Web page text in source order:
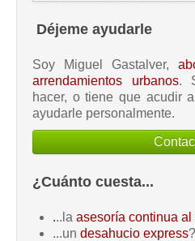
Déjeme ayudarle
Soy Miguel Gastalver,
arrendamientos urbanos.
hacer, o tiene que acudir
ayudarle personalmente.
¿Cuánto cuesta...
...la asesoría continua al
...un desahucio express?